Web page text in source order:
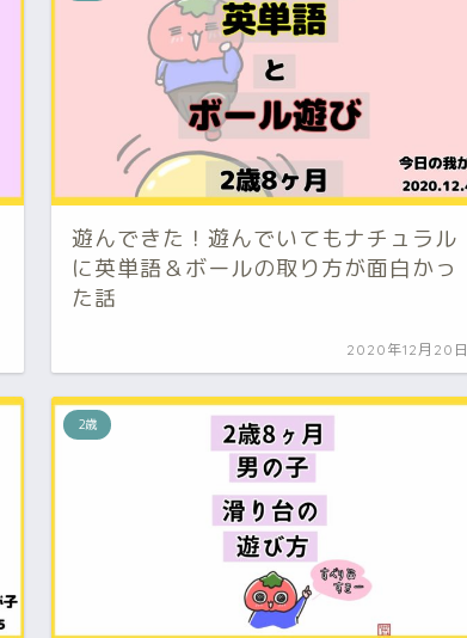
遊んできた！遊んでいてもナチュラル
に英単語＆ボールの取り方が面白かっ
た話
2020年12月20日
2歳